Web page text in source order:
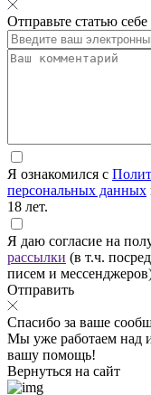
Отправьте статью
Я ознакомился с
персональных данных
18 лет.
Я даю согласие на
рассылки (в т.ч.
писем и
Отправить
Спасибо за ваше
Мы уже работаем над
вашу помощь!
Вернуться на сайт